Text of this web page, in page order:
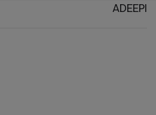
ADEEPI